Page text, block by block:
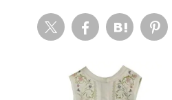
水川あさみ
松岡茉優